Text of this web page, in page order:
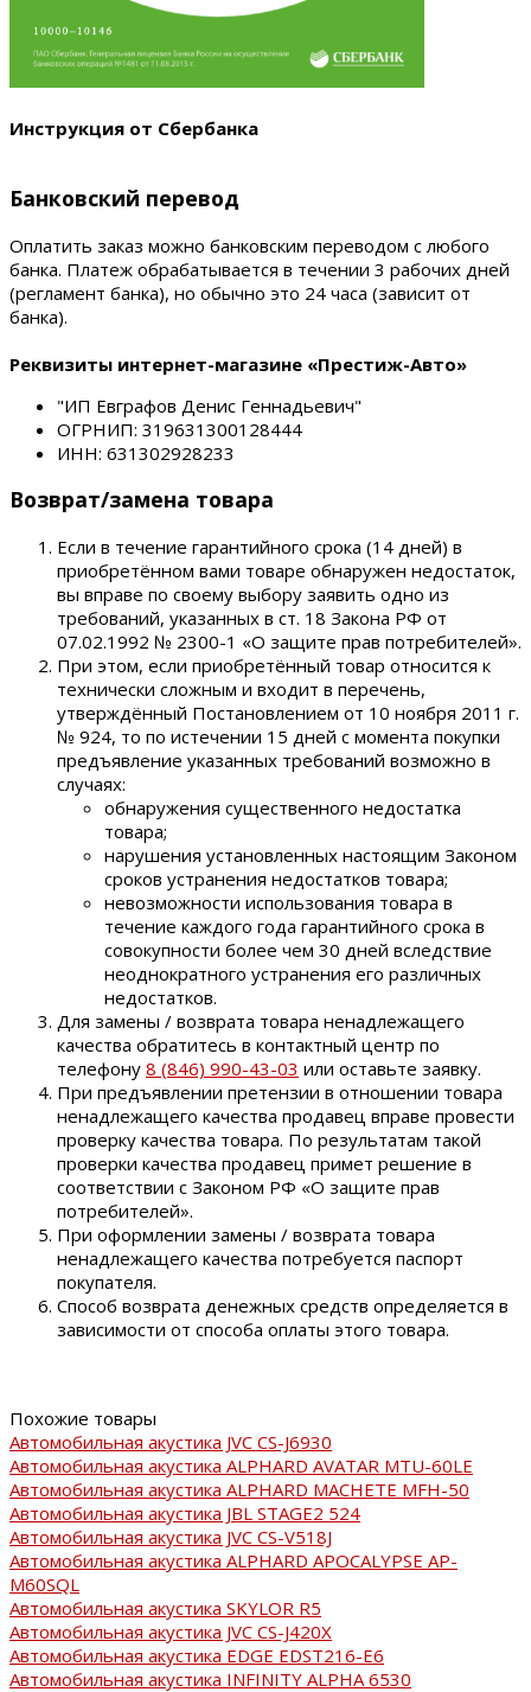
Инструкция от Сбербанка
Банковский перевод
Оплатить заказ можно банковским переводом с любого
банка. Платеж обрабатывается в течении 3 рабочих дней
(регламент банка), но обычно это 24 часа (зависит от
банка).
Реквизиты интернет-магазине «Престиж-Авто»
"ИП Евграфов Денис Геннадьевич"
ОГРНИП: 319631300128444
ИНН: 631302928233
Возврат/замена товара
Если в течение гарантийного срока (14 дней) в
приобретённом вами товаре обнаружен недостаток,
вы вправе по своему выбору заявить одно из
требований, указанных в ст. 18 Закона РФ от
07.02.1992 № 2300-1 «О защите прав потребителей».
При этом, если приобретённый товар относится к
технически сложным и входит в перечень,
утверждённый Постановлением от 10 ноября 2011 г.
№ 924, то по истечении 15 дней с момента покупки
предъявление указанных требований возможно в
случаях:
обнаружения существенного недостатка
товара;
нарушения установленных настоящим Законом
сроков устранения недостатков товара;
невозможности использования товара в
течение каждого года гарантийного срока в
совокупности более чем 30 дней вследствие
неоднократного устранения его различных
недостатков.
Для замены / возврата товара ненадлежащего
качества обратитесь в контактный центр по
телефону 8 (846) 990-43-03 или оставьте заявку.
При предъявлении претензии в отношении товара
ненадлежащего качества продавец вправе провести
проверку качества товара. По результатам такой
проверки качества продавец примет решение в
соответствии с Законом РФ «О защите прав
потребителей».
При оформлении замены / возврата товара
ненадлежащего качества потребуется паспорт
покупателя.
Способ возврата денежных средств определяется в
зависимости от способа оплаты этого товара.
Похожие товары
Автомобильная акустика JVC CS-J6930
Автомобильная акустика ALPHARD AVATAR MTU-60LE
Автомобильная акустика ALPHARD MACHETE MFH-50
Автомобильная акустика JBL STAGE2 524
Автомобильная акустика JVC CS-V518J
Автомобильная акустика ALPHARD APOCALYPSE AP-
M60SQL
Автомобильная акустика SKYLOR R5
Автомобильная акустика JVC CS-J420X
Автомобильная акустика EDGE EDST216-E6
Автомобильная акустика INFINITY ALPHA 6530